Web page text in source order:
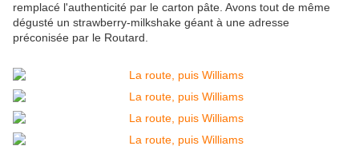
remplacé l'authenticité par le carton pâte. Avons tout de même
dégusté un strawberry-milkshake géant à une adresse
préconisée par le Routard.